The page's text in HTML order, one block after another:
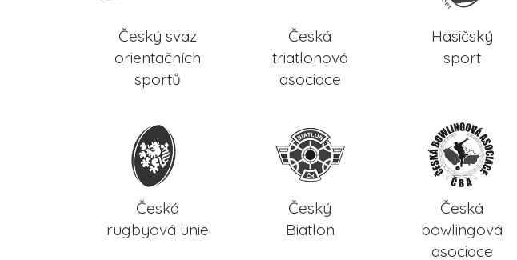
Český svaz
orientačních
sportů
Česká
triatlonová
asociace
Hasičský
sport
Česká
rugbyová unie
Český
Biatlon
Česká
bowlingová
asociace